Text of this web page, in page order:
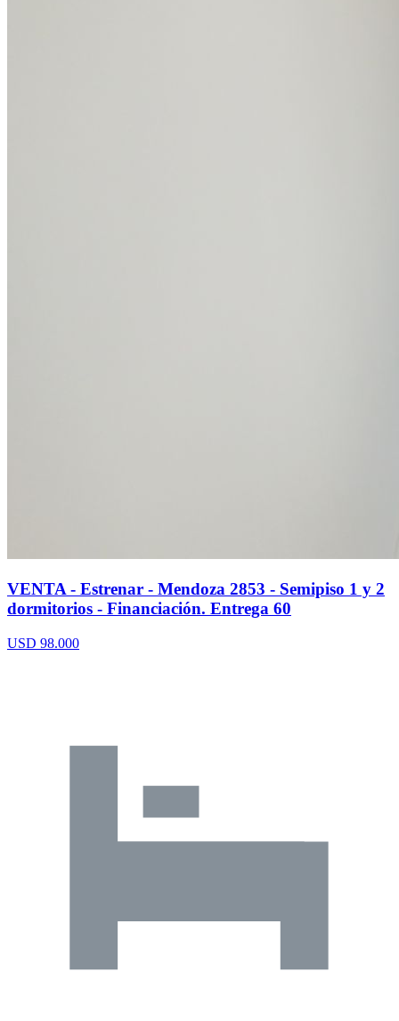
VENTA - Estrenar - Mendoza 2853 - Semipiso 1 y 2
dormitorios - Financiación. Entrega 60
USD 98.000